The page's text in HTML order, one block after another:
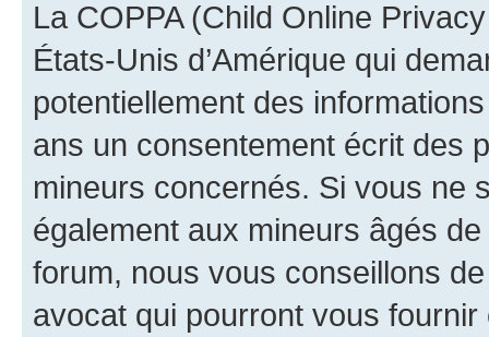
La COPPA (Child Online
États-Unis d’Amérique qui
potentiellement des
ans un consentement écrit des
mineurs concernés. Si vous ne
également aux mineurs âgés
forum, nous vous conseillons
avocat qui pourront vous